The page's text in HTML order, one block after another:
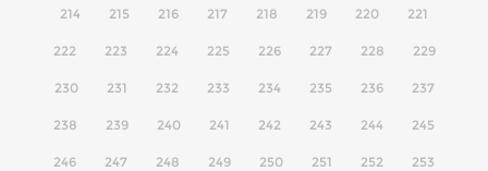
214 215 216 217 218 219 220 221
222 223 224 225 226 227 228 229
230 231 232 233 234 235 236 237
238 239 240 241 242 243 244 245
246 247 248 249 250 251 252 253